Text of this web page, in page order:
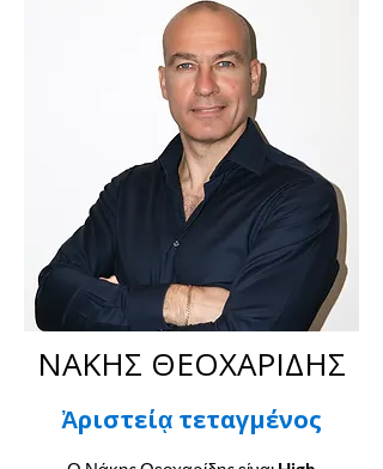
ΝΑΚΗΣ ΘΕΟΧΑΡΙΔΗΣ
Ἀριστείᾳ τεταγμένος